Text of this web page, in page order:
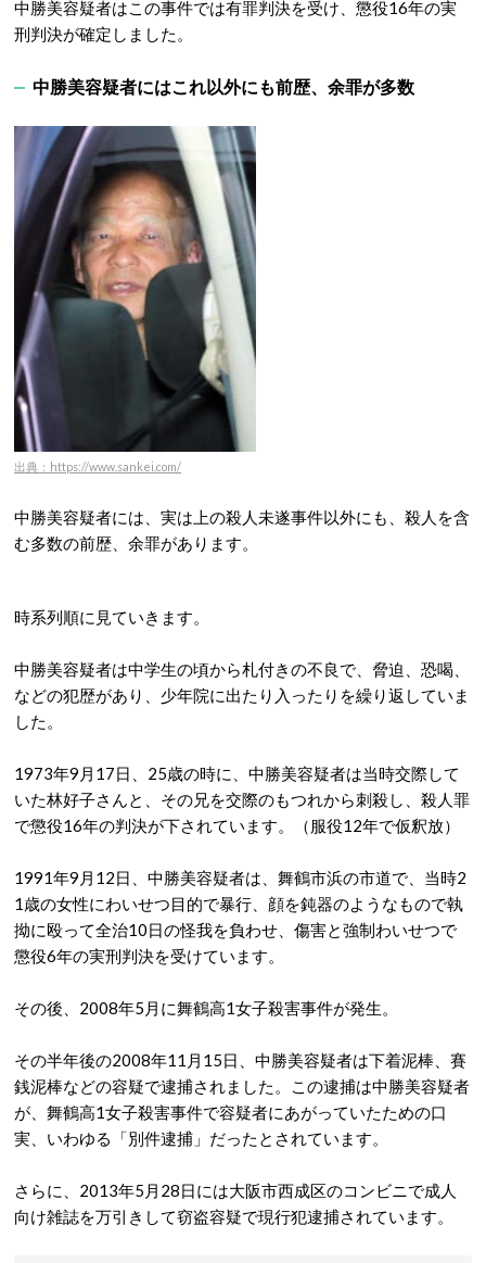
中勝美容疑者はこの事件では有罪判決を受け、懲役16年の実
刑判決が確定しました。
中勝美容疑者にはこれ以外にも前歴、余罪が多数
出典：https://www.sankei.com/
中勝美容疑者には、実は上の殺人未遂事件以外にも、殺人を含
む多数の前歴、余罪があります。
時系列順に見ていきます。
中勝美容疑者は中学生の頃から札付きの不良で、脅迫、恐喝、
などの犯歴があり、少年院に出たり入ったりを繰り返していま
した。
1973年9月17日、25歳の時に、中勝美容疑者は当時交際して
いた林好子さんと、その兄を交際のもつれから刺殺し、殺人罪
で懲役16年の判決が下されています。（服役12年で仮釈放）
1991年9月12日、中勝美容疑者は、舞鶴市浜の市道で、当時2
1歳の女性にわいせつ目的で暴行、顔を鈍器のようなもので執
拗に殴って全治10日の怪我を負わせ、傷害と強制わいせつで
懲役6年の実刑判決を受けています。
その後、2008年5月に舞鶴高1女子殺害事件が発生。
その半年後の2008年11月15日、中勝美容疑者は下着泥棒、賽
銭泥棒などの容疑で逮捕されました。この逮捕は中勝美容疑者
が、舞鶴高1女子殺害事件で容疑者にあがっていたための口
実、いわゆる「別件逮捕」だったとされています。
さらに、2013年5月28日には大阪市西成区のコンビニで成人
向け雑誌を万引きして窃盗容疑で現行犯逮捕されています。